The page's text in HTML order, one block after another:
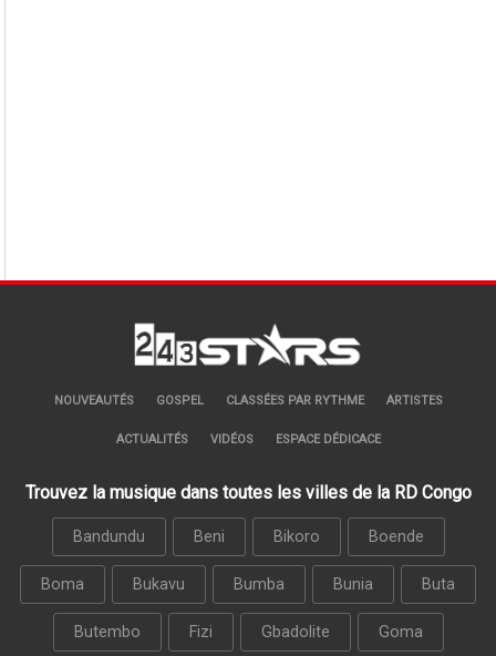
NOUVEAUTÉS GOSPEL CLASSÉES PAR RYTHME ARTISTES
ACTUALITÉS VIDÉOS ESPACE DÉDICACE
Trouvez la musique dans toutes les villes de la RD Congo
Bandundu Beni Bikoro Boende
Boma Bukavu Bumba Bunia Buta
Butembo Fizi Gbadolite Goma